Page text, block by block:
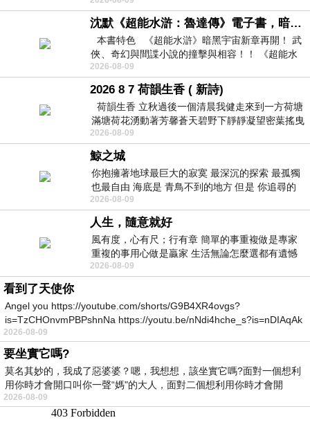
沈默《超能水滸：魯達傳》電子書，暗黑宇宙新章，一一五年八月璀璨上架！
本書特色 《超能水滸》暗黑宇宙新章再開！ 武
俠、奇幻與間諜小說的撞擊與相容！！ 《超能水
滸》系列第四部
2026-08-09
2026 8 7 荷韻生香 ( 新詩)
荷韻生香 立秋過後一個清晨我健走來到一方荷塘
滿塘荷花湧動著芳馨蒼天碧野下靜靜凝望密葉搖曳
幽泉中復有蛙鳴嘓嘓水波裡搖曳
2026-08-09
鯨之城
你抱擁著地球最巨大的寂寞 最深沉的探索 最孤獨
也最自由 海底是 青鳥不到的地方 但是 你追尋的
幸福 可以比珍珠更
2026-08-09
人生，隨意就好
風有度，心有尺；行有章 簡單的事重複做是專家
重複的事用心做是贏家 生活無論怎麼選都有遺憾
所以開心就好 生活不會辜負認真
2026-08-09
看到了天使你
Angel you https://youtube.com/shorts/G9B4XR4ovgs?
is=TzCHOnvmPBPshnNa https://youtu.be/nNdi4hche_s?is=nDIAqAk
2026-08-09
要坐實它嗎?
莫名其妙的，我成了惡婆婆？嗯，我想想，該坐實它嗎?面對一個想利
用你時才會開口叫你一聲“媽"的大人，面對二個想利用你時才會開
2026-08-09